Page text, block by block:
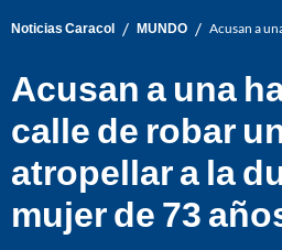
Noticias Caracol / MUNDO / Acusan a
Acusan a una
calle de robar
atropellar a la
mujer de 73